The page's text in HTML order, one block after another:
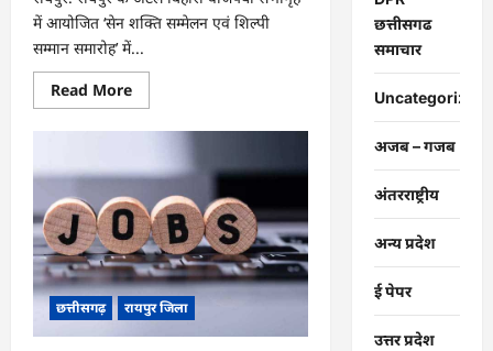
में आयोजित ‘सेन शक्ति सम्मेलन एवं शिल्पी
सम्मान समारोह’ में...
Read MoreRead
more
CG
‘सेन
शक्ति
सम्मेलन
एवं
शिल्पी
सम्मान
समारोह’
में
मुख्यमंत्री
साय
शामिल
छत्तीसगढ़ रायपुर जिला
छत्तीसगढ
समाचार
Uncategorized
अजब – गजब
अंतरराष्ट्रीय
अन्य प्रदेश
ई पेपर
उत्तर प्रदेश